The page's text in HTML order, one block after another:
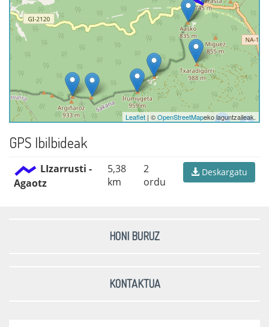
Leaflet | ©OpenStreetMapeko laguntzaileak.
GPS Ibilbideak
LIzarrusti -
Agaotz
5,38
km
2
ordu
Deskargatu
HONI BURUZ
KONTAKTUA